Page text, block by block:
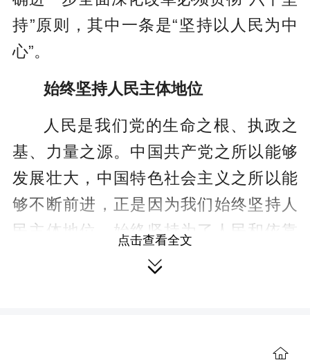
持”原则，其中一条是“坚持以人民为中
心”。
始终坚持人民主体地位
人民是我们党的生命之根、执政之
基、力量之源。中国共产党之所以能够
发展壮大，中国特色社会主义之所以能
够不断前进，正是因为我们始终坚持人
民主体地位，始终坚持为了人民和依靠
人民。进一步全面深化改革，最了解实
点击查看全文
